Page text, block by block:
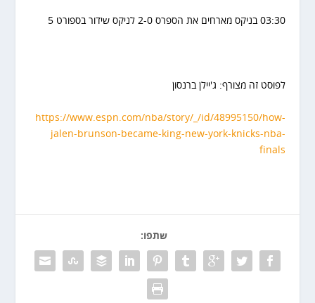
03:30 בניקס מארחים את הספרס 2-0 לניקס שידור בספורט 5
לפוסט זה מצורף: ג'יילן ברנסון
https://www.espn.com/nba/story/_/id/48995150/how-
jalen-brunson-became-king-new-york-knicks-nba-
finals
שתפו: